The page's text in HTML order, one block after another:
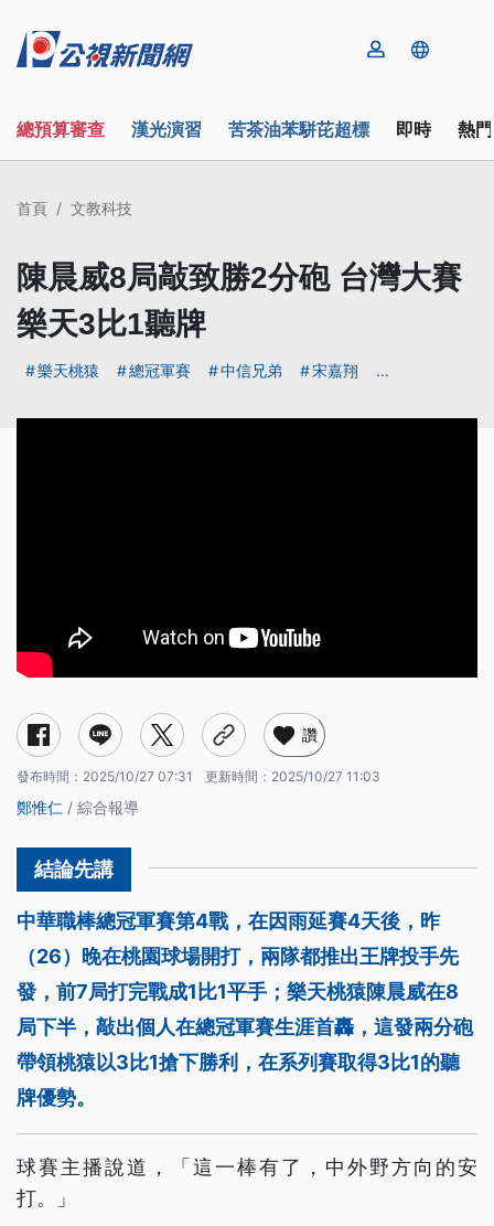
總預算審查 漢光演習 苦茶油苯駢芘超標 即時 熱
首頁 文教科技
陳晨威8局敲致勝2分砲 台灣大賽
樂天3比1聽牌
樂天桃猿 總冠軍賽 中信兄弟 宋嘉翔 ...
讚
發布時間： 2025/10/27 07:31 更新時間： 2025/10/27 11:03
鄭惟仁 / 綜合報導
中華職棒總冠軍賽第4戰，在因雨延賽4天後，昨
（26）晚在桃園球場開打，兩隊都推出王牌投手先
發，前7局打完戰成1比1平手；樂天桃猿陳晨威在8
局下半，敲出個人在總冠軍賽生涯首轟，這發兩分砲
帶領桃猿以3比1搶下勝利，在系列賽取得3比1的聽
牌優勢。
球賽主播說道，「這一棒有了，中外野方向的安
打。」